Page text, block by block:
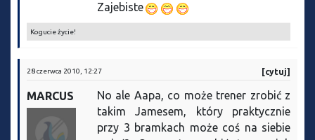
Zajebiste
Kogucie życie!
28 czerwca 2010, 12:27 [cytuj]
MARCUS
No ale Aapa, co może trener zrobić z
takim Jamesem, który praktycznie
przy 3 bramkach może coś na siebie